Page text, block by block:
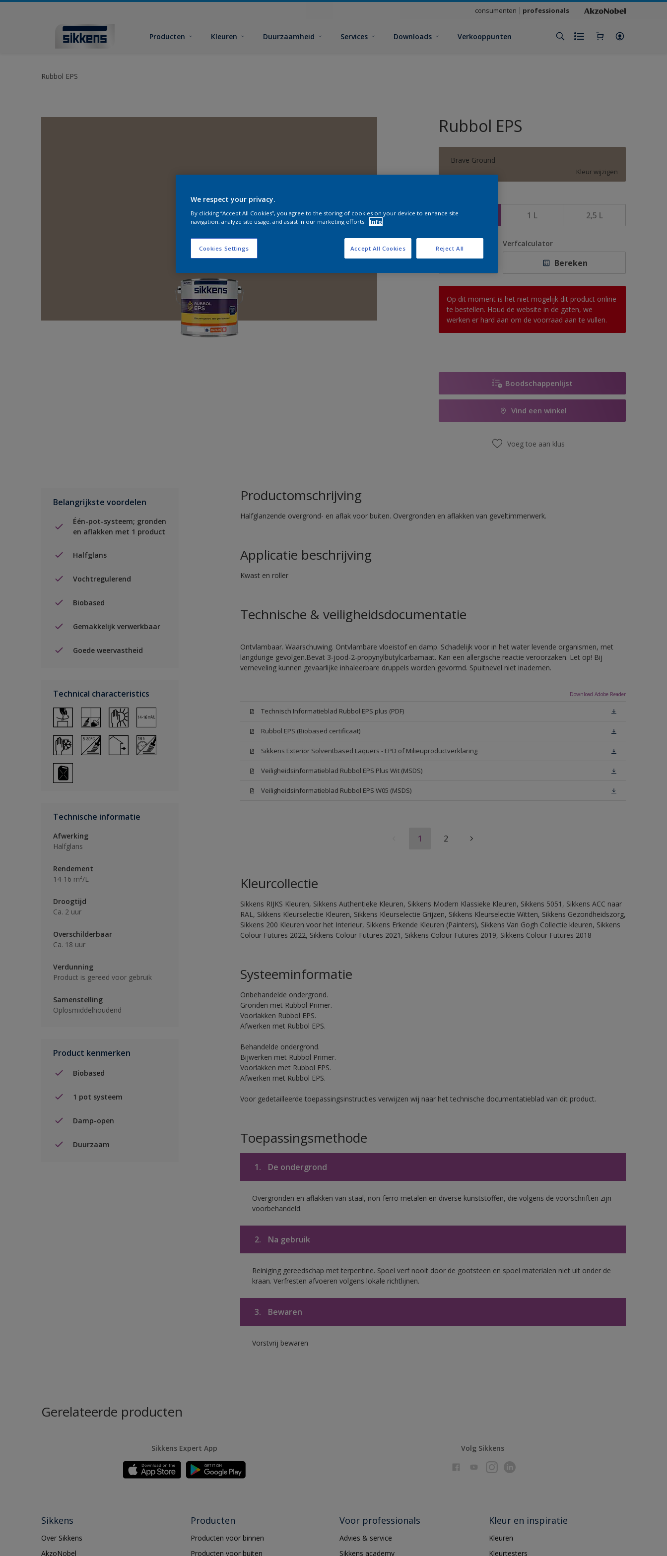
consumenten professionals
Producten Kleuren Duurzaamheid Services Downloads Verkooppunten
Rubbol EPS
Rubbol EPS
Brave Ground
Kleur wijzigen
500 ML 1 L 2,5 L
Verfcalculator
Bereken
Op dit moment is het niet mogelijk dit product online
te bestellen. Houd de website in de gaten, we
werken er hard aan om de voorraad aan te vullen.
Boodschappenlijst
Vind een winkel
Voeg toe aan klus
Belangrijkste voordelen
Één-pot-systeem; gronden
en aflakken met 1 product
Halfglans
Vochtregulerend
Biobased
Gemakkelijk verwerkbaar
Goede weervastheid
Technical characteristics
Technische informatie
Afwerking
Halfglans
Rendement
14-16 m²/L
Droogtijd
Ca. 2 uur
Overschilderbaar
Ca. 18 uur
Verdunning
Product is gereed voor gebruik
Samenstelling
Oplosmiddelhoudend
Product kenmerken
Biobased
1 pot systeem
Damp-open
Duurzaam
Productomschrijving
Halfglanzende overgrond- en aflak voor buiten. Overgronden en aflakken van geveltimmerwerk.
Applicatie beschrijving
Kwast en roller
Technische & veiligheidsdocumentatie
Ontvlambaar. Waarschuwing. Ontvlambare vloeistof en damp. Schadelijk voor in het water levende organismen, met
langdurige gevolgen.Bevat 3-jood-2-propynylbutylcarbamaat. Kan een allergische reactie veroorzaken. Let op! Bij
verneveling kunnen gevaarlijke inhaleerbare druppels worden gevormd. Spuitnevel niet inademen.
Download Adobe Reader
Technisch Informatieblad Rubbol EPS plus (PDF)
Rubbol EPS (Biobased certificaat)
Sikkens Exterior Solventbased Laquers - EPD of Milieuproductverklaring
Veiligheidsinformatieblad Rubbol EPS Plus Wit (MSDS)
Veiligheidsinformatieblad Rubbol EPS W05 (MSDS)
1 2
Kleurcollectie
Sikkens RIJKS Kleuren, Sikkens Authentieke Kleuren, Sikkens Modern Klassieke Kleuren, Sikkens 5051, Sikkens ACC naar
RAL, Sikkens Kleurselectie Kleuren, Sikkens Kleurselectie Grijzen, Sikkens Kleurselectie Witten, Sikkens Gezondheidszorg,
Sikkens 200 Kleuren voor het Interieur, Sikkens Erkende Kleuren (Painters), Sikkens Van Gogh Collectie kleuren, Sikkens
Colour Futures 2022, Sikkens Colour Futures 2021, Sikkens Colour Futures 2019, Sikkens Colour Futures 2018
Systeeminformatie
Onbehandelde ondergrond.
Gronden met Rubbol Primer.
Voorlakken Rubbol EPS.
Afwerken met Rubbol EPS.
Behandelde ondergrond.
Bijwerken met Rubbol Primer.
Voorlakken met Rubbol EPS.
Afwerken met Rubbol EPS.
Voor gedetailleerde toepassingsinstructies verwijzen wij naar het technische documentatieblad van dit product.
Toepassingsmethode
1. De ondergrond
Overgronden en aflakken van staal, non-ferro metalen en diverse kunststoffen, die volgens de voorschriften zijn
voorbehandeld.
2. Na gebruik
Reiniging gereedschap met terpentine. Spoel verf nooit door de gootsteen en spoel materialen niet uit onder de
kraan. Verfresten afvoeren volgens lokale richtlijnen.
3. Bewaren
Vorstvrij bewaren
Gerelateerde producten
Sikkens Expert App Volg Sikkens
Sikkens
Over Sikkens
AkzoNobel
Producten
Producten voor binnen
Producten voor buiten
Voor professionals
Advies & service
Sikkens academy
Kleur en inspiratie
Kleuren
Kleurtesters
We respect your privacy.
By clicking “Accept All Cookies”, you agree to the storing of cookies on your device to enhance site
navigation, analyze site usage, and assist in our marketing efforts.
Info
Cookies Settings Reject All
Accept All Cookies